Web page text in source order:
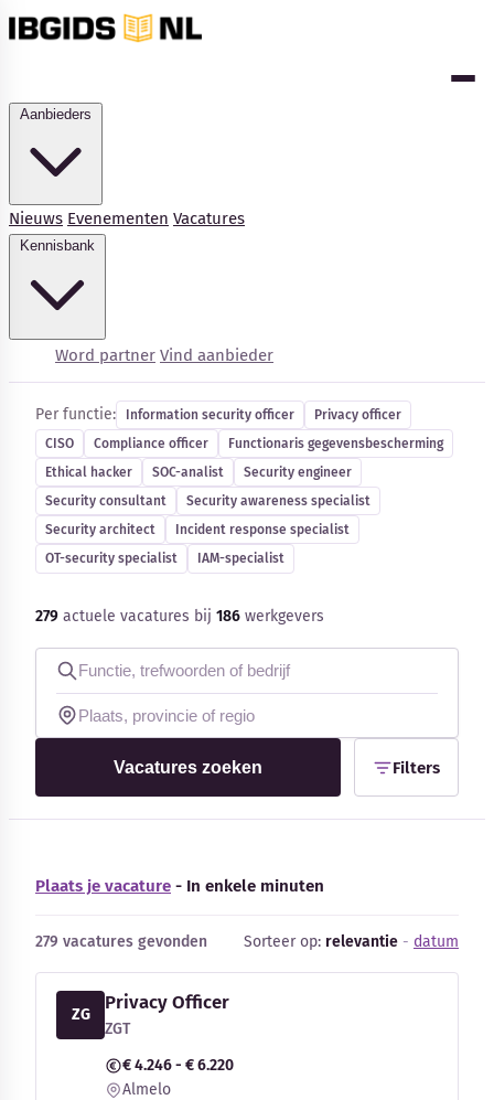
Nieuws Evenementen Vacatures
Word partner Vind aanbieder
Kennisbank
Blog
Bedrijfsupdates
Externe bronnen
Woordenboek
Auteurs
Cybersecurity-vacatures
Per functie: Information security officer
Privacy officer
CISO
Compliance officer
Functionaris gegevensbescherming
Ethical hacker
SOC-analist
Security engineer
Security consultant
Security awareness specialist
Security architect
Incident response specialist
OT-security specialist
IAM-specialist
279 actuele vacatures bij 186 werkgevers
Vacatures zoeken Filters
Plaats je vacature - In enkele minuten
279 vacatures gevonden Sorteer op: relevantie - datum
ZG
Privacy Officer
ZGT
€ 4.246 - € 6.220
Almelo